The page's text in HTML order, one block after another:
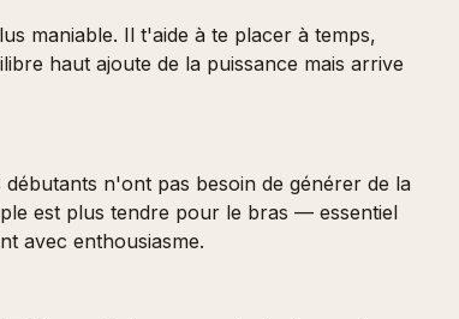
maniable. Il t'aide à te placer à temps,
haut ajoute de la puissance mais arrive
débutants n'ont pas besoin de générer de la
est plus tendre pour le bras — essentiel
avec enthousiasme.